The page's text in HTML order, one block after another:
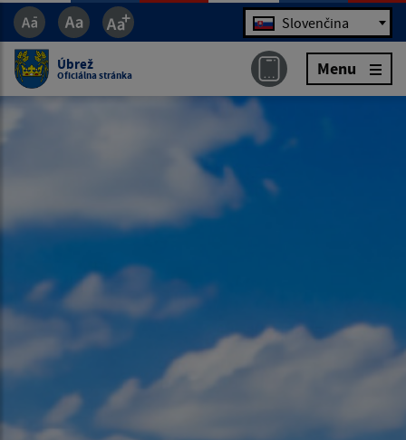
Jazyk Slovenčina
Úbrež
Oficiálna stránka Menu